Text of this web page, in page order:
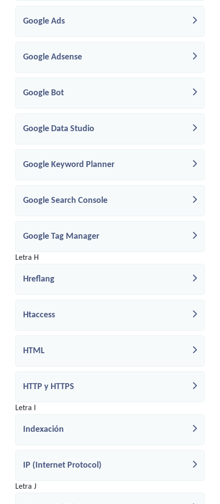
Google Ads
Google Adsense
Google Bot
Google Data Studio
Google Keyword Planner
Google Search Console
Google Tag Manager
Letra H
Hreflang
Htaccess
HTML
HTTP y HTTPS
Letra I
Indexación
IP (Internet Protocol)
Letra J